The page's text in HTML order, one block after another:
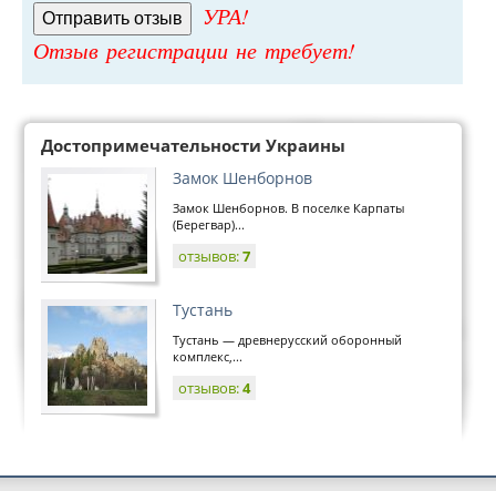
УРА!
Отзыв регистрации не требует!
Достопримечательности Украины
Замок Шенборнов
Замок Шенборнов. В поселке Карпаты
(Берегвар)...
отзывов:7
Тустань
Тустань — древнерусский оборонный
комплекс,...
отзывов:4